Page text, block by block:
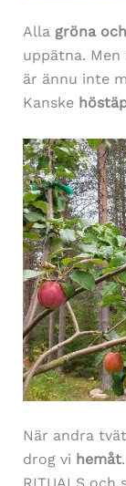
Alla gröna
uppätna. Men
är ännu inte
Kanske
När andra
drog vi hemåt